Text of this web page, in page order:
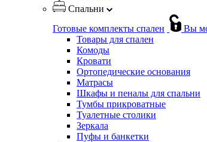
Спальни
Готовые комплекты спален
Вы
Товары для спален
Комоды
Кровати
Ортопедические основания
Матрасы
Шкафы и пеналы для спальни
Тумбы прикроватные
Туалетные столики
Зеркала
Пуфы и банкетки